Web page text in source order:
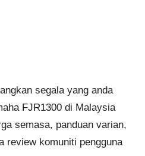
segala yang anda
FJR1300 di Malaysia
semasa, panduan varian,
review komuniti pengguna